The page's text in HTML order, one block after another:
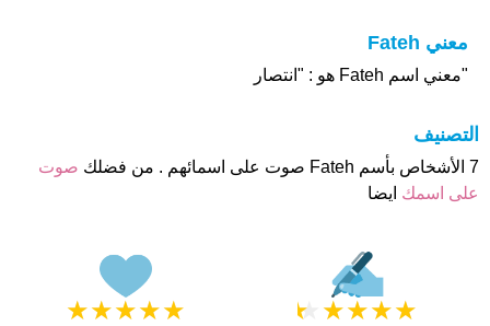
معني Fateh
"معني اسم Fateh هو : "انتصار
التصنيف
7 الأشخاص بأسم Fateh صوت على اسمائهم . من فضلك
صوت
على اسمك ايضا
★
★
★
★
★ ★
★
★
★
★